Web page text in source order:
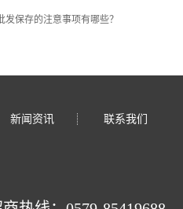
发保存的注意事项有哪些？
新闻资讯 联系我们